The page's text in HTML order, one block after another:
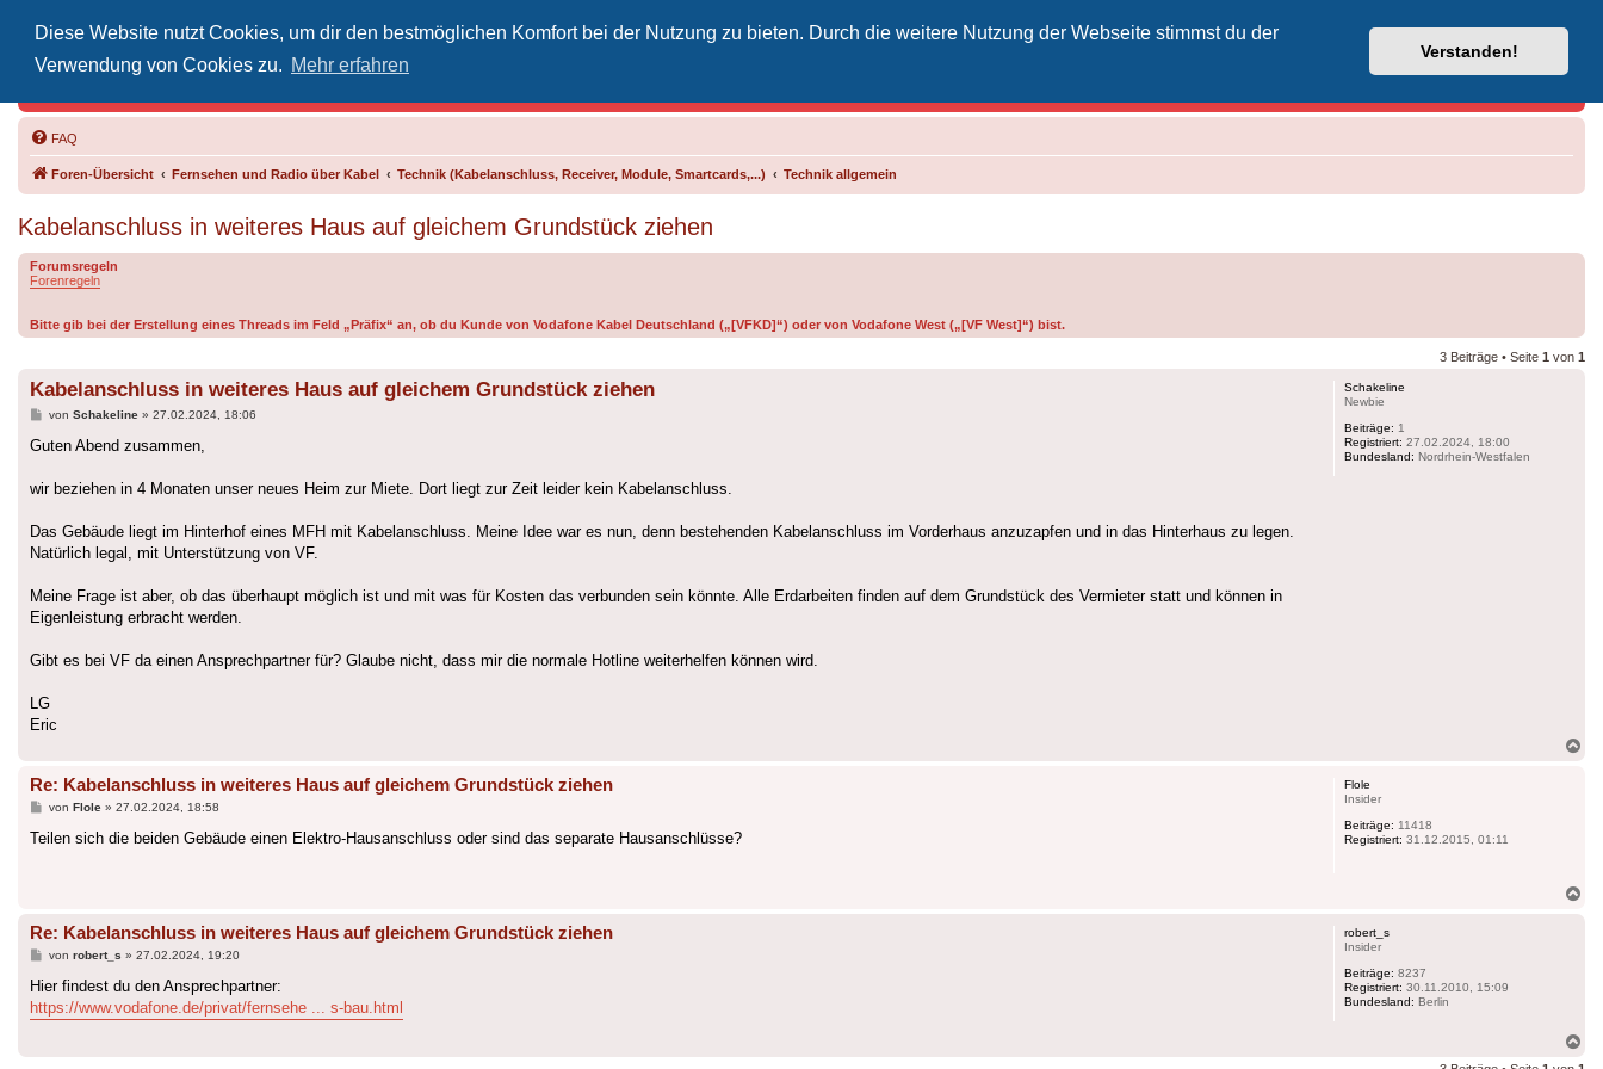
Diese Website nutzt Cookies, um dir den bestmöglichen Komfort bei der Nutzung zu bieten. Durch die weitere Nutzung der Webseite stimmst du der
Verwendung von Cookies zu. Mehr erfahren
Verstanden!
Vodafone-Kabel-Helpdesk
FAQ
Foren-Übersicht Fernsehen und Radio über Kabel Technik (Kabelanschluss, Receiver, Module, Smartcards,...) Technik allgemein
Kabelanschluss in weiteres Haus auf gleichem Grundstück ziehen
Forumsregeln
Forenregeln
Bitte gib bei der Erstellung eines Threads im Feld „Präfix“ an, ob du Kunde von Vodafone Kabel Deutschland („[VFKD]“) oder von Vodafone West („[VF West]“) bist.
3 Beiträge • Seite 1 von 1
Schakeline
Newbie
Beiträge: 1
Registriert: 27.02.2024, 18:00
Bundesland: Nordrhein-Westfalen
Kabelanschluss in weiteres Haus auf gleichem Grundstück ziehen
Beitrag
von Schakeline» 27.02.2024, 18:06
Guten Abend zusammen,
wir beziehen in 4 Monaten unser neues Heim zur Miete. Dort liegt zur Zeit leider kein Kabelanschluss.
Das Gebäude liegt im Hinterhof eines MFH mit Kabelanschluss. Meine Idee war es nun, denn bestehenden Kabelanschluss im Vorderhaus anzuzapfen und in das Hinterhaus zu legen.
Natürlich legal, mit Unterstützung von VF.
Meine Frage ist aber, ob das überhaupt möglich ist und mit was für Kosten das verbunden sein könnte. Alle Erdarbeiten finden auf dem Grundstück des Vermieter statt und können in
Eigenleistung erbracht werden.
Gibt es bei VF da einen Ansprechpartner für? Glaube nicht, dass mir die normale Hotline weiterhelfen können wird.
LG
Eric
Flole
Insider
Beiträge: 11418
Registriert: 31.12.2015, 01:11
Re: Kabelanschluss in weiteres Haus auf gleichem Grundstück ziehen
Beitrag
von Flole» 27.02.2024, 18:58
Teilen sich die beiden Gebäude einen Elektro-Hausanschluss oder sind das separate Hausanschlüsse?
robert_s
Insider
Beiträge: 8237
Registriert: 30.11.2010, 15:09
Bundesland: Berlin
Re: Kabelanschluss in weiteres Haus auf gleichem Grundstück ziehen
Beitrag
von robert_s » 27.02.2024, 19:20
Hier findest du den Ansprechpartner:
https://www.vodafone.de/privat/fernsehe ... s-bau.html